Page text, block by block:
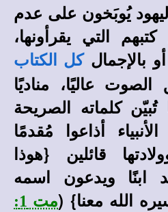
يُوبَخون على عدم
التي يقرأونها،
بالإجمالكل الكتاب
عاليًا، مناديًا
كلماته الصريحة
أذاعوا مُقدمًا
قائلين {هوذا
ابنًا ويدعون اسمه
الله معنا} (
مت 1: